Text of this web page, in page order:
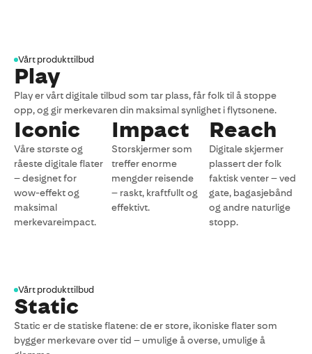
Vårt produkttilbud
Play
Play er vårt digitale tilbud som tar plass, får folk til å stoppe
opp, og gir merkevaren din maksimal synlighet i flytsonene.
Iconic
Våre største og
råeste digitale flater
– designet for
wow-effekt og
maksimal
merkevareimpact.
Impact
Storskjermer som
treffer enorme
mengder reisende
– raskt, kraftfullt og
effektivt.
Reach
Digitale skjermer
plassert der folk
faktisk venter – ved
gate, bagasjebånd
og andre naturlige
stopp.
Vårt produkttilbud
Static
Static er de statiske flatene: de er store, ikoniske flater som
bygger merkevare over tid – umulige å overse, umulige å